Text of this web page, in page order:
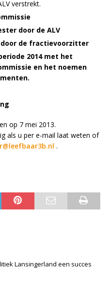
verstrekt.
door de ALV
de fractievoorzitter
2014 met het
en het noemen
op 7 mei 2013.
als u per e-mail laat weten of
.
Lansingerland een succes